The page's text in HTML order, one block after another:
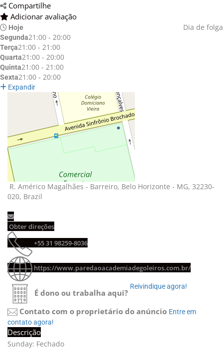
Compartilhe
Adicionar avaliação
Hoje Dia de folga
Segunda21:00 - 20:00
Terça21:00 - 21:00
Quarta21:00 - 20:00
Quinta21:00 - 21:00
Sexta21:00 - 20:00
Expandir
R. Américo Magalhães - Barreiro, Belo Horizonte - MG, 32230-
020, Brazil
Obter direções
+55 31 98259-8036
https://www.paredaoacademiadegoleiros.com.br/
É dono ou trabalha aqui?
Reivindique agora!
Contato com o proprietário do anúncio Entre em
contato agora!
Descrição
Sunday: Fechado